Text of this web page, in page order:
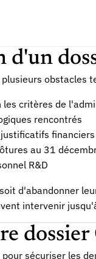
d'un
obstacles
les critères de
rencontrés
financiers
au 31
R&D
d'abandonner
intervenir
dossier
sécuriser les